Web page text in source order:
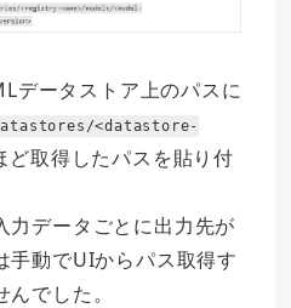
データストア上のパスに
<datastore-
ど取得したパスを貼り付
力データごとに出力先が
手動でUIからパス取得す
でした。